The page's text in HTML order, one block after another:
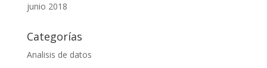
junio 2018
Categorías
Analisis de datos